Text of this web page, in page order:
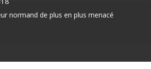
normand de plus en plus menacé